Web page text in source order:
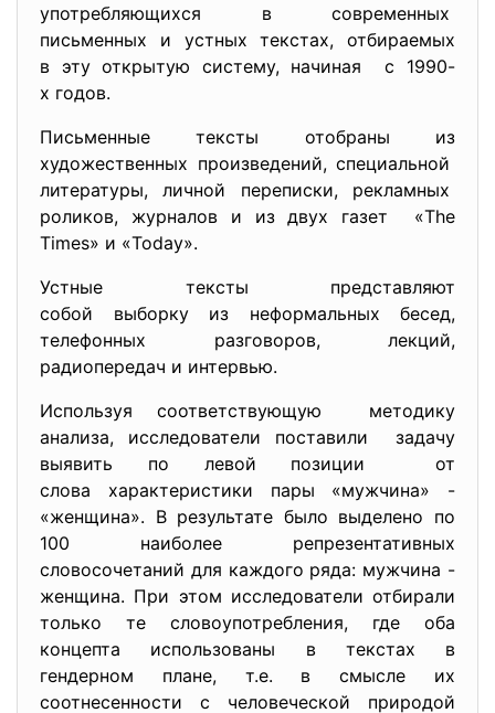
употребляющихся в современных
письменных и устных текстах, отбираемых
в эту открытую систему, начиная с 1990-
х годов.
Письменные тексты отобраны из
художественных произведений, специальной
литературы, личной переписки, рекламных
роликов, журналов и из двух газет «The
Times» и «Today».
Устные тексты представляют
собой выборку из неформальных бесед,
телефонных разговоров, лекций,
радиопередач и интервью.
Используя соответствующую методику
анализа, исследователи поставили задачу
выявить по левой позиции от
слова характеристики пары «мужчина» -
«женщина». В результате было выделено по
100 наиболее репрезентативных
словосочетаний для каждого ряда: мужчина -
женщина. При этом исследователи отбирали
только те словоупотребления, где оба
концепта использованы в текстах в
гендерном плане, т.е. в смысле их
соотнесенности с человеческой природой